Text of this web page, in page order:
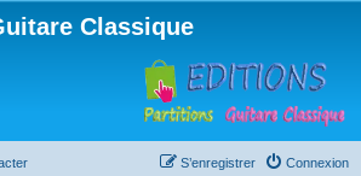
Classique
Connexion
S’enregistrer